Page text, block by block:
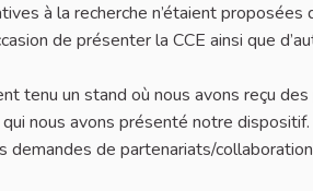
à la recherche n’étaient
de présenter la CCE ainsi que
tenu un stand où nous avons reçu
nous avons présenté notre
demandes de partenariats/